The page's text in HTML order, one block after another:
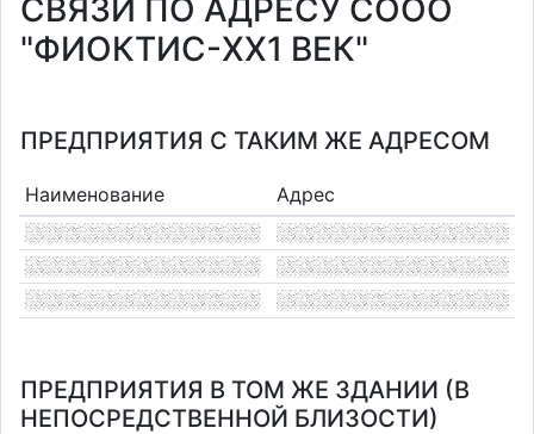
СВЯЗИ ПО АДРЕСУ СООО
"ФИОКТИС-XX1 ВЕК"
ПРЕДПРИЯТИЯ С ТАКИМ ЖЕ АДРЕСОМ
Наименование Адрес
ПРЕДПРИЯТИЯ В ТОМ ЖЕ ЗДАНИИ (В
НЕПОСРЕДСТВЕННОЙ БЛИЗОСТИ)